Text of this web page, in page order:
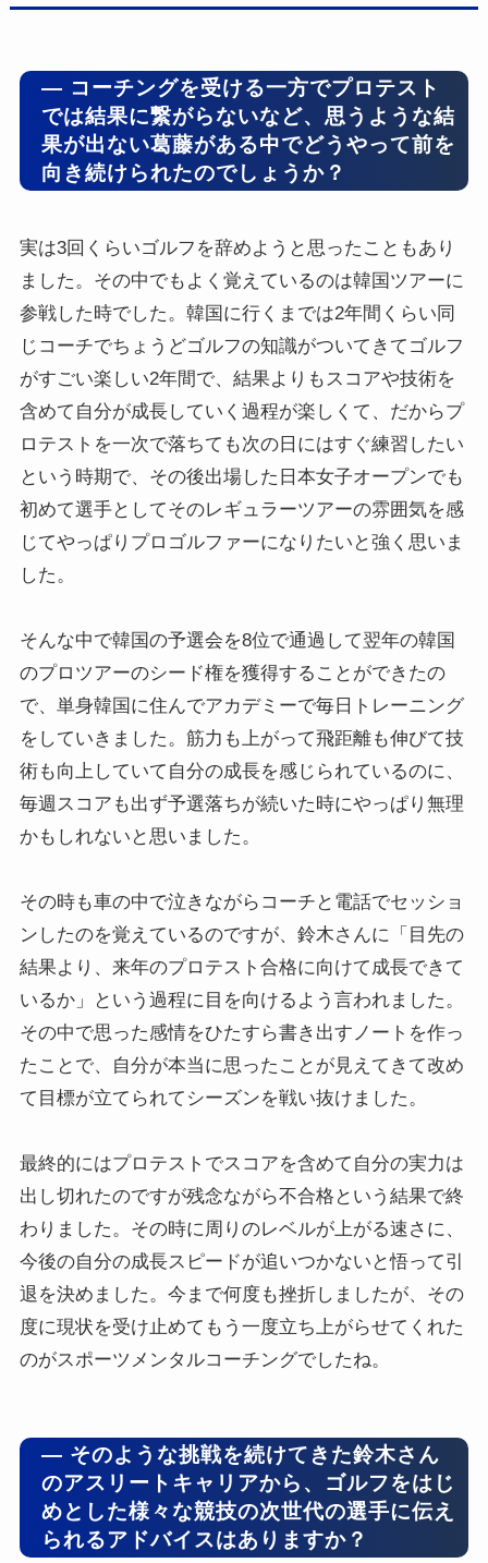
― コーチングを受ける一方でプロテスト
では結果に繋がらないなど、思うような結
果が出ない葛藤がある中でどうやって前を
向き続けられたのでしょうか？
実は3回くらいゴルフを辞めようと思ったこともあり
ました。その中でもよく覚えているのは韓国ツアーに
参戦した時でした。韓国に行くまでは2年間くらい同
じコーチでちょうどゴルフの知識がついてきてゴルフ
がすごい楽しい2年間で、結果よりもスコアや技術を
含めて自分が成長していく過程が楽しくて、だからプ
ロテストを一次で落ちても次の日にはすぐ練習したい
という時期で、その後出場した日本女子オープンでも
初めて選手としてそのレギュラーツアーの雰囲気を感
じてやっぱりプロゴルファーになりたいと強く思いま
した。
そんな中で韓国の予選会を8位で通過して翌年の韓国
のプロツアーのシード権を獲得することができたの
で、単身韓国に住んでアカデミーで毎日トレーニング
をしていきました。筋力も上がって飛距離も伸びて技
術も向上していて自分の成長を感じられているのに、
毎週スコアも出ず予選落ちが続いた時にやっぱり無理
かもしれないと思いました。
その時も車の中で泣きながらコーチと電話でセッショ
ンしたのを覚えているのですが、鈴木さんに「目先の
結果より、来年のプロテスト合格に向けて成長できて
いるか」という過程に目を向けるよう言われました。
その中で思った感情をひたすら書き出すノートを作っ
たことで、自分が本当に思ったことが見えてきて改め
て目標が立てられてシーズンを戦い抜けました。
最終的にはプロテストでスコアを含めて自分の実力は
出し切れたのですが残念ながら不合格という結果で終
わりました。その時に周りのレベルが上がる速さに、
今後の自分の成長スピードが追いつかないと悟って引
退を決めました。今まで何度も挫折しましたが、その
度に現状を受け止めてもう一度立ち上がらせてくれた
のがスポーツメンタルコーチングでしたね。
― そのような挑戦を続けてきた鈴木さん
のアスリートキャリアから、ゴルフをはじ
めとした様々な競技の次世代の選手に伝え
られるアドバイスはありますか？